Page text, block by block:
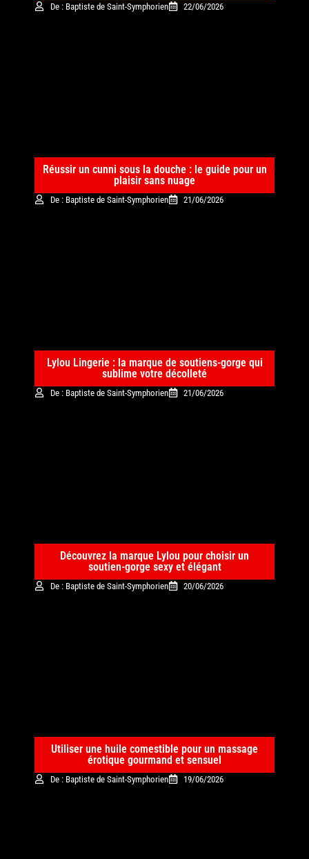
De : Baptiste de Saint-Symphorien 22/06/2026
Réussir un cunni sous la douche : le guide pour un
plaisir sans nuage
De : Baptiste de Saint-Symphorien 21/06/2026
Lylou Lingerie : la marque de soutiens-gorge qui
sublime votre décolleté
De : Baptiste de Saint-Symphorien 21/06/2026
Découvrez la marque Lylou pour choisir un
soutien-gorge sexy et élégant
De : Baptiste de Saint-Symphorien 20/06/2026
Utiliser une huile comestible pour un massage
érotique gourmand et sensuel
De : Baptiste de Saint-Symphorien 19/06/2026